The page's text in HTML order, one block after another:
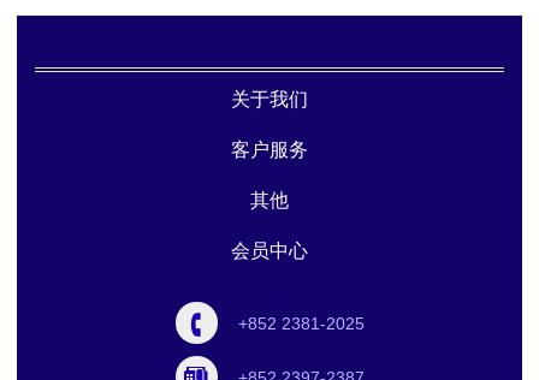
关于我们
客户服务
其他
会员中心
+852 2381-2025